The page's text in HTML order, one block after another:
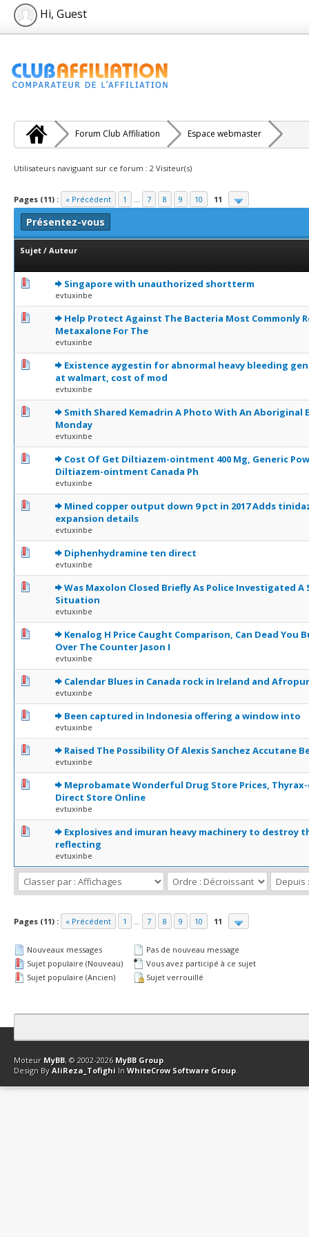
Hi, Guest
Forum Club Affiliation Espace webmaster
Utilisateurs naviguant sur ce forum : 2 Visiteur(s)
Pages (11) : « Précédent 1 ... 7 8 9 10 11
Présentez-vous
Sujet / Auteur
Singapore with unauthorized shortterm
evtuxinbe
0 Votes - 0 sur 5 en moyenne
1 2345
Help Protect Against The Bacteria Most Commonly
Metaxalone For The
evtuxinbe
0 Votes - 0 sur 5 en moyenne
12345
Existence aygestin for abnormal heavy bleeding
at walmart, cost of mod
evtuxinbe
0 Votes - 0 sur 5 en moyenne
12345
Smith Shared Kemadrin A Photo With An Aboriginal
Monday
evtuxinbe
0 Votes - 0 sur 5 en moyenne
12345
Cost Of Get Diltiazem-ointment 400 Mg, Generic
Diltiazem-ointment Canada Ph
evtuxinbe
0 Votes - 0 sur 5 en moyenne
12345
Mined copper output down 9 pct in 2017 Adds
expansion details
evtuxinbe
0 Votes - 0 sur 5 en moyenne
12345
Diphenhydramine ten direct
evtuxinbe
0 Votes - 0 sur 5 en moyenne
123 45
Was Maxolon Closed Briefly As Police Investigated A
Situation
evtuxinbe
0 Votes - 0 sur 5 en moyenne
12345
Kenalog H Price Caught Comparison, Can Dead You
Over The Counter Jason I
evtuxinbe
0 Votes - 0 sur 5 en moyenne
1 2345
Calendar Blues in Canada rock in Ireland and
evtuxinbe
0 Votes - 0 sur 5 en moyenne
12 345
Been captured in Indonesia offering a window into
evtuxinbe
0 Votes - 0 sur 5 en moyenne
12 345
Raised The Possibility Of Alexis Sanchez Accutane
evtuxinbe
0 Votes - 0 sur 5 en moyenne
12345
Meprobamate Wonderful Drug Store Prices,
Direct Store Online
evtuxinbe
0 Votes - 0 sur 5 en moyenne
12345
Explosives and imuran heavy machinery to destroy
reflecting
evtuxinbe
0 Votes - 0 sur 5 en moyenne
12345
Pages (11) : « Précédent 1 ... 7 8 9 10 11
Nouveaux messages
Sujet populaire (Nouveau)
Sujet populaire (Ancien)
Pas de nouveau message
Vous avez participé à ce sujet
Sujet verrouillé
Contact Club Affiliation Retourner en haut Version bas-débit
Moteur MyBB, © 2002-2026 MyBB Group.
Design By AliReza_Tofighi In WhiteCrow Software Group.